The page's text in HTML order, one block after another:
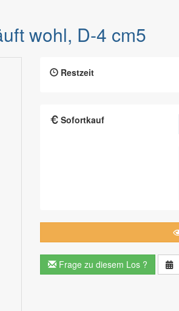
wohl, D-4 cm5
Restzeit
Sofortkauf
Frage zu diesem Los ?